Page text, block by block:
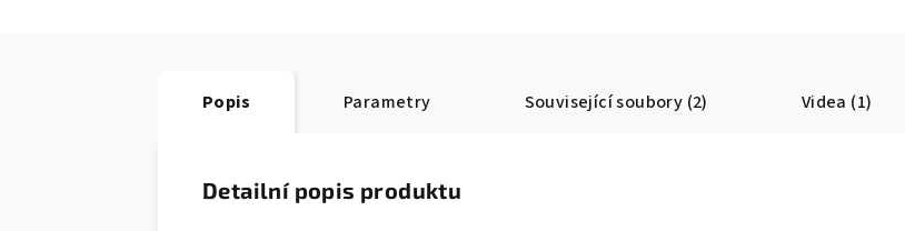
Popis Parametry Související soubory (2) Videa (1)
Detailní popis produktu